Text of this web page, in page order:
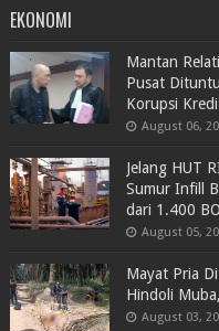
EKONOMI
Mantan
Pusat
Korupsi
August 06,
Jelang HUT
Sumur Infill
dari 1.400
August 05,
Mayat Pria
Hindoli
August 03,